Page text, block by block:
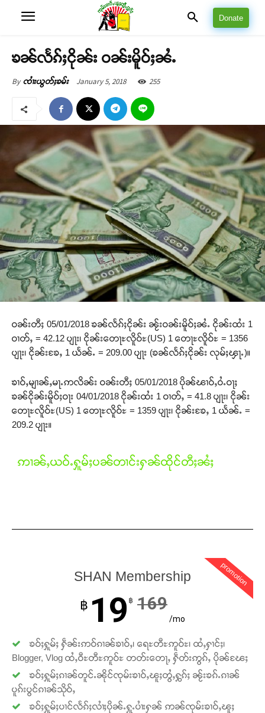
Donate
ၶၼ်လႅၵ်ႈငိုၼ်း ဝၼ်းမိူဝ်ႈၼႆႉ
By ၸၢႆးယွတ်ႈၶမ်း January 5, 2018 255
ဝၼ်းတီႈ 05/01/2018 ၶၼ်လႅၵ်ႈငိုၼ်း ၼႂ်းဝၼ်းမိူဝ်ႈၼႆႉ ငိုၼ်းထႆး 1
ဝၢတ်ႇ = 42.12 ပျႃး၊ ငိုၼ်းတေႃႊလိူဝ်ႊ(US) 1 တေႃႊလိူဝ်ႊ = 1356
ပျႃး၊ ငိုၼ်းၶႄႇ 1 ယႅၼ်ႉ = 209.00 ပျႃး (ၶၼ်လႅၵ်ႈငိုၼ်း လုမ်ႈၾႃႉ)။
ၶၢဝ်ႇမျၢၼ်ႇမႃႉဢလိၼ်း ဝၼ်းတီႈ 05/01/2018 ပိုၼ်ၽၢဝ်ႇဝႆႉဝႃႈ
ၶၼ်ငိုၼ်းမိူဝ်ႈဝႃး 04/01/2018 ငိုၼ်းထႆး 1 ဝၢတ်ႇ = 41.8 ပျႃး၊ ငိုၼ်း
တေႃႊလိူဝ်ႊ(US) 1 တေႃႊလိူဝ်ႊ = 1359 ပျႃး၊ ငိုၼ်းၶႄႇ 1 ယႅၼ်ႉ =
209.2 ပျႃး။
ဢၢၼ်ႇယဝ်ႉႁူမ်ႈပၼ်တၢင်းႁၼ်ထိုင်တီႈၼႆႈ
promotion
SHAN Membership
฿ 19 ฿ 169
/mo
ၶဝ်ႈႁူမ်ႈ ႁဵၼ်းဢဝ်ၵၢၼ်ၶၢဝ်ႇ၊ ရေႊတီႊဢူဝ်ႊ၊ ထႆႇႁၢင်ႈ၊
Blogger, Vlog ထႆႇဝီႊတီႊဢူဝ်ႊ တတ်းတေႃႇ ႁဵတ်းဢွၵ်ႇ ပိုၼ်ၽႄႈ
ၶဝ်ႈႁူမ်ႈၵၢၼ်တူင်ႉၼိုင်ၸုမ်းၶၢဝ်ႇၽူႈတွႆႇႁွၵ်ႈ ၼႂ်းၶၵ်ႉၵၢၼ်
ပူၵ်းပွင်ၵၢၼ်သိုဝ်ႇ
ၶဝ်ႈႁူမ်ႈပၢင်လႅၵ်ႈလၢႆႈပိုၼ်ႉႁူႉပၢႆးႁၼ် ဢၼ်ၸုမ်းၶၢဝ်ႇၽူႈ